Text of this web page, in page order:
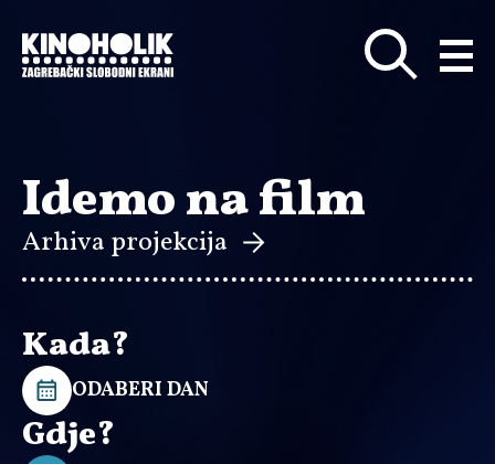
glavni
sadržaj
Idemo na film
Arhiva projekcija
Kada?
ODABERI DAN
Gdje?